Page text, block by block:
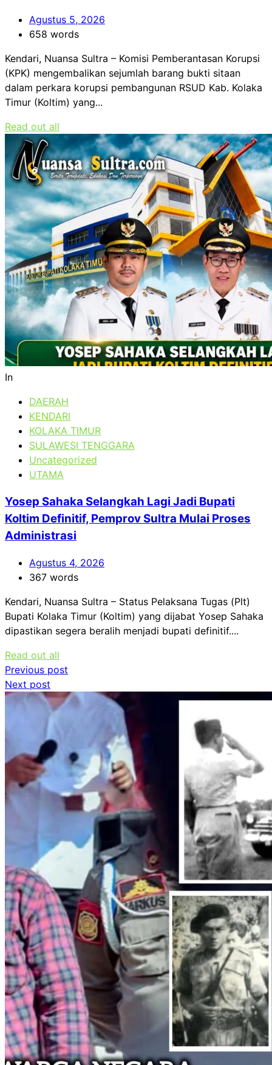
Agustus 5, 2026
658 words
Kendari, Nuansa Sultra – Komisi Pemberantasan Korupsi
(KPK) mengembalikan sejumlah barang bukti sitaan
dalam perkara korupsi pembangunan RSUD Kab. Kolaka
Timur (Koltim) yang...
Read out all
In
DAERAH
KENDARI
KOLAKA TIMUR
SULAWESI TENGGARA
Uncategorized
UTAMA
Yosep Sahaka Selangkah Lagi Jadi Bupati
Koltim Definitif, Pemprov Sultra Mulai Proses
Administrasi
Agustus 4, 2026
367 words
Kendari, Nuansa Sultra – Status Pelaksana Tugas (Plt)
Bupati Kolaka Timur (Koltim) yang dijabat Yosep Sahaka
dipastikan segera beralih menjadi bupati definitif....
Read out all
Navigasi
pos
Previous post
Next post